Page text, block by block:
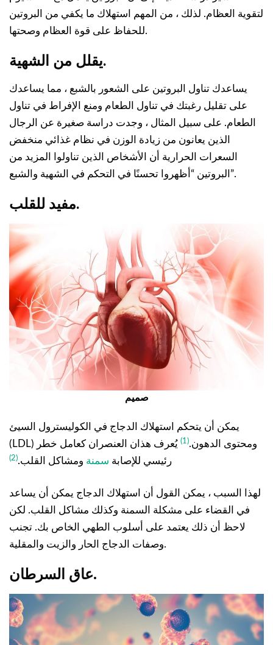
لتقوية العظام. لذلك ، من المهم استهلاك ما يكفي من البروتين
للحفاظ على قوة العظام وصحتها.
يقلل من الشهية.
يساعدك تناول البروتين على الشعور بالشبع ، مما يساعدك
على تقليل رغبتك في تناول الطعام ومنع الإفراط في تناول
الطعام. على سبيل المثال ، وجدت دراسة صغيرة عن الرجال
الذين يعانون من زيادة الوزن في نظام غذائي منخفض
السعرات الحرارية أن الأشخاص الذين تناولوا المزيد من
البروتين “أظهروا تحسنًا في التحكم في الشهية والشبع”.
مفيد للقلب.
صميم
يمكن أن يتحكم استهلاك الدجاج في الكوليسترول السيئ
(LDL) ومحتوى الدهون.(1)
يُعرف هذان العنصران كعامل خطر
رئيسي للإصابة سمنة ومشاكل القلب.(2)
لهذا السبب ، يمكن القول أن استهلاك الدجاج يمكن أن يساعد
في القضاء على مشكلة السمنة وكذلك مشاكل القلب. لكن
لاحظ أن ذلك يعتمد على أسلوب الطهي الخاص بك. تجنب
وصفات الدجاج الحار والزيت والمقلية.
عاقالسرطان.